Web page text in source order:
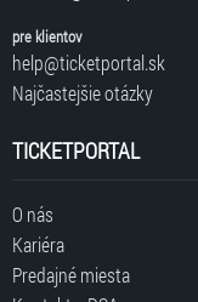
pre klientov
help@ticketportal.sk
Najčastejšie otázky
TICKETPORTAL
O nás
Kariéra
Predajné miesta